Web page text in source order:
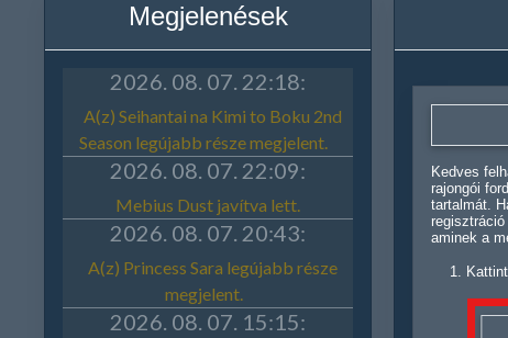
Megjelenések
Kedves
rajongói
tartalmát.
aminek a